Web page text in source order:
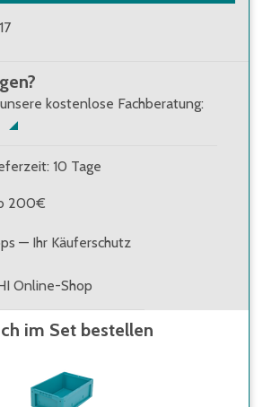
kostenlose Fachberatung:
10 Tage
200€
— Ihr Käuferschutz
Online-Shop
im Set bestellen